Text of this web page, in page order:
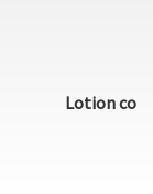
Lotion